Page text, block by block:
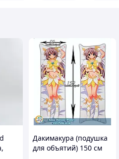
Дакимакура (подушка
для объятий) 150 см